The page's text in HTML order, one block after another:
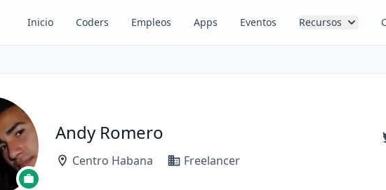
Inicio Coders Empleos Apps Eventos Recursos
Andy Romero
Centro Habana Freelancer